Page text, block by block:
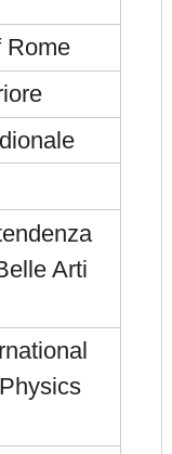
Rome
Arti